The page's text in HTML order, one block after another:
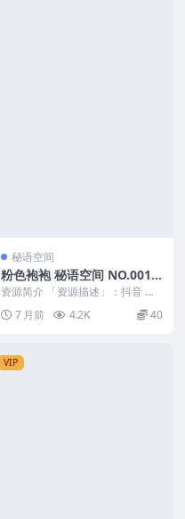
秘语空间
粉色袍袍 秘语空间 NO.001
期
资源简介 「资源描述」：抖音 粉
色袍袍 秘语空间 NO.001期 【9P6
V】 ...7 月前 4.2K 40
VIP